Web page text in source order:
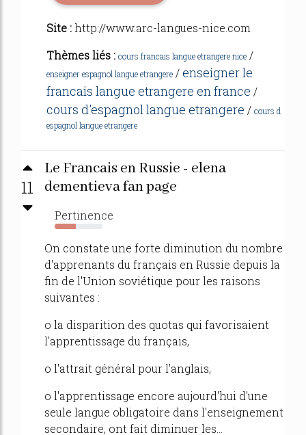
Site :http://www.arc-langues-nice.com
Thèmes liés : cours francais langue etrangere nice /
enseigner espagnol langue etrangere /enseigner le
francais langue etrangere en france /
cours d'espagnol langue etrangere / cours d
espagnol langue etrangere
11
Le Francais en Russie - elena
dementieva fan page
Pertinence
44%
On constate une forte diminution du nombre
d'apprenants du français en Russie depuis la
fin de l'Union soviétique pour les raisons
suivantes :
o la disparition des quotas qui favorisaient
l'apprentissage du français,
o l'attrait général pour l'anglais,
o l'apprentissage encore aujourd'hui d'une
seule langue obligatoire dans l'enseignement
secondaire, ont fait diminuer les...